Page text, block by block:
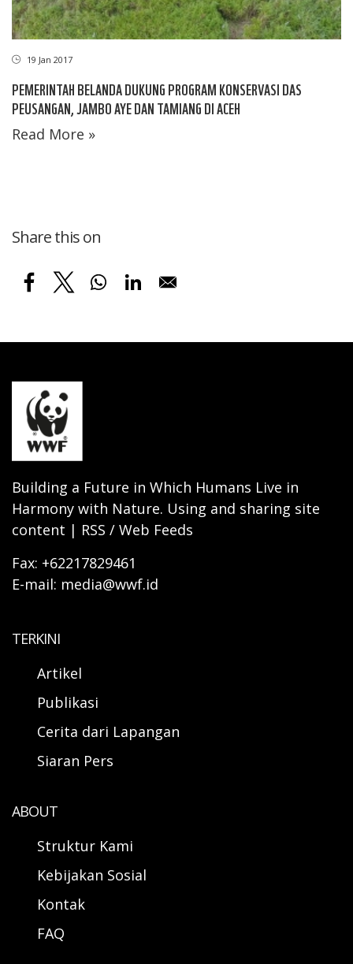
19 Jan 2017
PEMERINTAH BELANDA DUKUNG PROGRAM KONSERVASI DAS
PEUSANGAN, JAMBO AYE DAN TAMIANG DI ACEH
Read More »
Share this on
Building a Future in Which Humans Live in
Harmony with Nature. Using and sharing site
content | RSS / Web Feeds
Fax: +62217829461
E-mail: media@wwf.id
TERKINI
Artikel
Publikasi
Cerita dari Lapangan
Siaran Pers
ABOUT
Struktur Kami
Kebijakan Sosial
Kontak
FAQ